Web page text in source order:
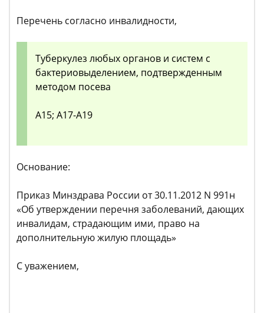
Перечень согласно инвалидности,
Туберкулез любых органов и систем с
бактериовыделением, подтвержденным
методом посева
А15; А17-А19
Основание:
Приказ Минздрава России от 30.11.2012 N 991н
«Об утверждении перечня заболеваний, дающих
инвалидам, страдающим ими, право на
дополнительную жилую площадь»
С уважением,